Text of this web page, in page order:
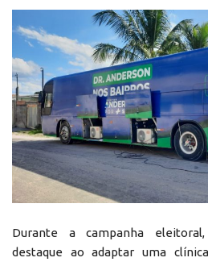
Durante a campanha
destaque ao adaptar uma